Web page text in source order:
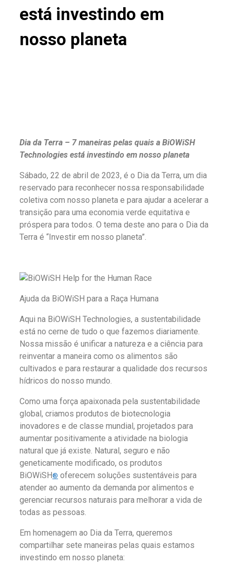
está investindo em
nosso planeta
Dia da Terra – 7 maneiras pelas quais a BiOWiSH
Technologies está investindo em nosso planeta
Sábado, 22 de abril de 2023, é o Dia da Terra, um dia
reservado para reconhecer nossa responsabilidade
coletiva com nosso planeta e para ajudar a acelerar a
transição para uma economia verde equitativa e
próspera para todos. O tema deste ano para o Dia da
Terra é “Investir em nosso planeta”.
Ajuda da BiOWiSH para a Raça Humana
Aqui na BiOWiSH Technologies, a sustentabilidade
está no cerne de tudo o que fazemos diariamente.
Nossa missão é unificar a natureza e a ciência para
reinventar a maneira como os alimentos são
cultivados e para restaurar a qualidade dos recursos
hídricos do nosso mundo.
Como uma força apaixonada pela sustentabilidade
global, criamos produtos de biotecnologia
inovadores e de classe mundial, projetados para
aumentar positivamente a atividade na biologia
natural que já existe. Natural, seguro e não
geneticamente modificado, os produtos
BiOWiSH® oferecem soluções sustentáveis para
atender ao aumento da demanda por alimentos e
gerenciar recursos naturais para melhorar a vida de
todas as pessoas.
Em homenagem ao Dia da Terra, queremos
compartilhar sete maneiras pelas quais estamos
investindo em nosso planeta: